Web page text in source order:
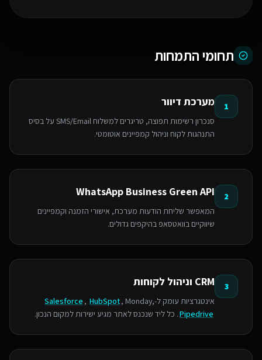
תחומי התמחות
1 מערכת דיוור
סנכרון רשימות תפוצה, טריגרים למשלוח SMS/Email על בסיס
התנהגות לקוח וניהול קמפיינים אוטומטי.
2
WhatsApp Business Green API
המאפשר שליחת הודעות מערכת, אישורי הזמנה וקמפיינים
שיווקיים בוואטסאפ בהיקפים גדולים.
3 CRM וניהול לקוחות
אינטגרציות עומק ל- Salesforce , HubSpot, Monday,
Pipedrive. כל ליד שנכנס לאתר מגיע ישירות למקום הנכון.